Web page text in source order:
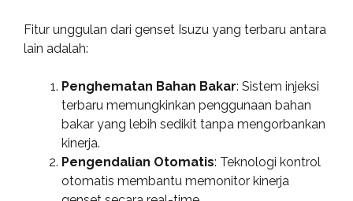
Fitur unggulan dari genset Isuzu yang terbaru antara
lain adalah:
Penghematan Bahan Bakar: Sistem injeksi
terbaru memungkinkan penggunaan bahan
bakar yang lebih sedikit tanpa mengorbankan
kinerja.
Pengendalian Otomatis: Teknologi kontrol
otomatis membantu memonitor kinerja